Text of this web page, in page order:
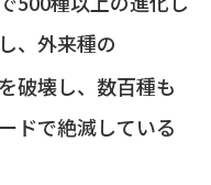
、外来種の
破壊し、数百種も
ドで絶滅している